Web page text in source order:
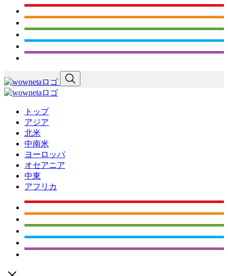
トップ
アジア
北米
中南米
ヨーロッパ
オセアニア
中東
アフリカ